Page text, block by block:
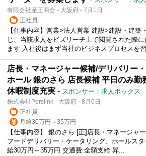
有限会社産王商会 - 大阪府 - 7月1日
正社員
【仕事内容】営業>法人営業 建設>建設・建築
じ、当該求人をビズリーチ上で閲覧された際
ます 入社後はまず当社のビジネスプロセスを
店長・マネージャー候補/デリバリー
ホール 銀のさら 店長候補 平日のみ勤
休暇制度充実 - スポンサー：求人ボックス
株式会社Perslink - 大阪府 - 8月6日
正社員
月給30万円～35万円
【仕事内容】 銀のさら [正]店長・マネージャ
フードデリバリー・ケータリング、ホールス
給30万円～35万円 交通費:全額支給 昇...